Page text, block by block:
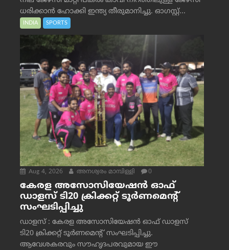
ധരിക്കാൻ ഹോക്കി ഇന്ത്യ തീരുമാനിച്ചു. ഓഗസ്റ്റ്...
INDIA SPORTS
Aug 4, 2026 അനശ്വരം മാമ്പിള്ളി 0
കേരള അസോസിയേഷൻ ഓഫ്
ഡാളസ് ടി20 ക്രിക്കറ്റ് ടൂർണമെന്റ്
സംഘടിപ്പിച്ചു
ഡാളസ് : കേരള അസോസിയേഷൻ ഓഫ് ഡാളസ്
ടി20 ക്രിക്കറ്റ് ടൂർണമെന്റ് സംഘടിപ്പിച്ചു.
ആവേശകരവും സൗഹൃദപരവുമായ ഈ